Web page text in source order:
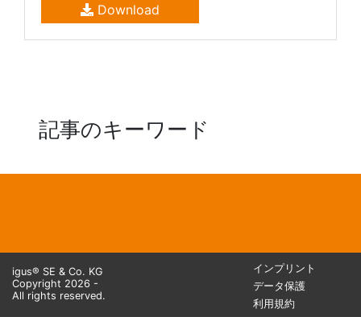
Download
記事のキーワード
igus® SE & Co. KG
Copyright 2026 -
All rights reserved.
インプリント
データ保護
利用規約